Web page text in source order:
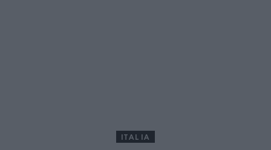
ITALIA